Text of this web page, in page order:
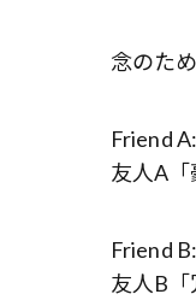
念のた
Friend
友人A「
Friend
友人B「